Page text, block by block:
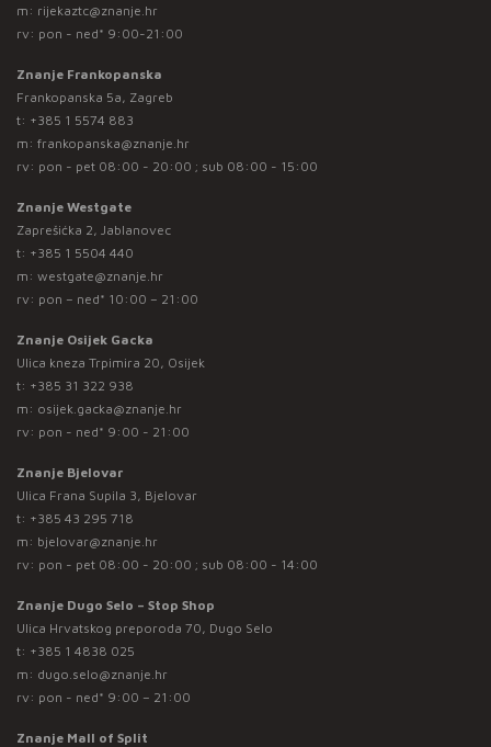
m: rijekaztc@znanje.hr
rv: pon - ned* 9:00-21:00
Znanje Frankopanska
Frankopanska 5a, Zagreb
t: +385 1 5574 883
m: frankopanska@znanje.hr
rv: pon - pet 08:00 - 20:00 ; sub 08:00 - 15:00
Znanje Westgate
Zaprešićka 2, Jablanovec
t: +385 1 5504 440
m: westgate@znanje.hr
rv: pon – ned* 10:00 – 21:00
Znanje Osijek Gacka
Ulica kneza Trpimira 20, Osijek
t: +385 31 322 938
m: osijek.gacka@znanje.hr
rv: pon - ned* 9:00 - 21:00
Znanje Bjelovar
Ulica Frana Supila 3, Bjelovar
t: +385 43 295 718
m: bjelovar@znanje.hr
rv: pon - pet 08:00 - 20:00 ; sub 08:00 - 14:00
Znanje Dugo Selo – Stop Shop
Ulica Hrvatskog preporoda 70, Dugo Selo
t: +385 1 4838 025
m: dugo.selo@znanje.hr
rv: pon - ned* 9:00 – 21:00
Znanje Mall of Split